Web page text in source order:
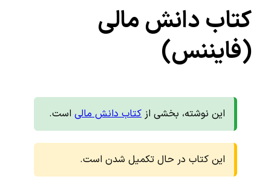
کتاب دانش مالی
(فایننس)
این نوشته، بخشی از کتاب دانش مالی است.
این کتاب در حال تکمیل شدن است.